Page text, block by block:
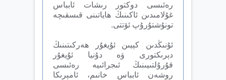
رەئىسى دوكتور رىشات ئابباس
غۇلامىدىن ئاكىنىڭ ھاياتىنى قىسقىچە
تونۇشتۇرۇپ ئۆتتى.
ئۇنىڭدىن كېيىن ئۇيغۇر ھەركىتىنىڭ
دېرىكتورى ۋە دۇنيا ئۇيغۇر
قۇرۇلتىيىنىڭ ئىجرائىيە رەئىسى
روشەن ئابباس خانىم، ئامېرىكا